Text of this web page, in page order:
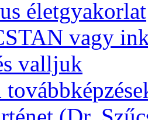
életgyakorlat
vagy
valljuk